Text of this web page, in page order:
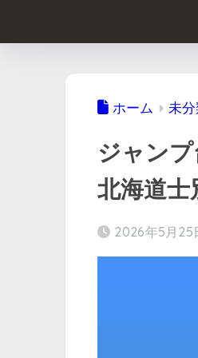
ホーム 未分
ジャン
北海道士
2026年5月25